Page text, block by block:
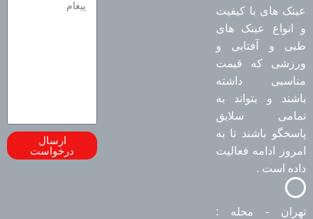
عینک های با کیفیت
و انواع عینک های
طبی و آفتابی و
ورزشی که قیمت
مناسبی داشته
باشند و بتواند به
تمامی سلایق
پاسخگو باشند تا به
امروز ادامه فعالیت
داده است .
تهران - محله :
ارسال
درخواست